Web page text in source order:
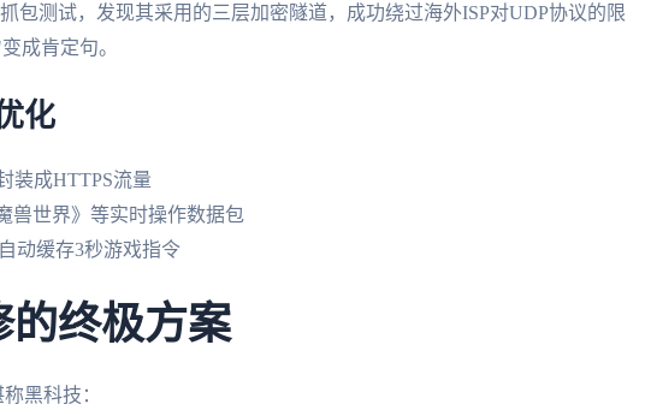
包测试，发现其采用的三层加密隧道，成功绕过海外ISP对UDP协议的限
成肯定句。
化
装成HTTPS流量
兽世界》等实时操作数据包
动缓存3秒游戏指令
的终极方案
黑科技：